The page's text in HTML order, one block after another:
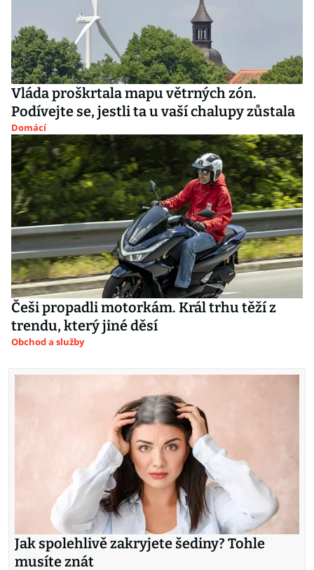
Vláda proškrtala mapu větrných zón.
Podívejte se, jestli ta u vaší chalupy zůstala
Domácí
Češi propadli motorkám. Král trhu těží z
trendu, který jiné děsí
Obchod a služby
Jak spolehlivě zakryjete šediny? Tohle
musíte znát